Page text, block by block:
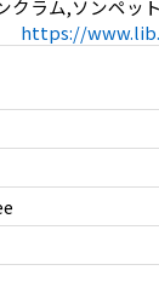
クラム,ソンペッ
https://